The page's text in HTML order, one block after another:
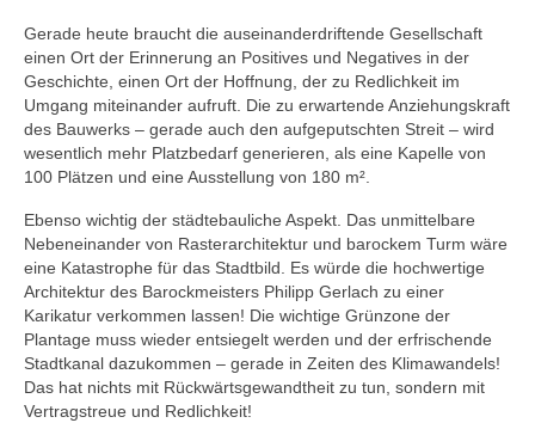
Gerade heute braucht die auseinanderdriftende Gesellschaft
einen Ort der Erinnerung an Positives und Negatives in der
Geschichte, einen Ort der Hoffnung, der zu Redlichkeit im
Umgang miteinander aufruft. Die zu erwartende Anziehungskraft
des Bauwerks – gerade auch den aufgeputschten Streit – wird
wesentlich mehr Platzbedarf generieren, als eine Kapelle von
100 Plätzen und eine Ausstellung von 180 m².
Ebenso wichtig der städtebauliche Aspekt. Das unmittelbare
Nebeneinander von Rasterarchitektur und barockem Turm wäre
eine Katastrophe für das Stadtbild. Es würde die hochwertige
Architektur des Barockmeisters Philipp Gerlach zu einer
Karikatur verkommen lassen! Die wichtige Grünzone der
Plantage muss wieder entsiegelt werden und der erfrischende
Stadtkanal dazukommen – gerade in Zeiten des Klimawandels!
Das hat nichts mit Rückwärtsgewandtheit zu tun, sondern mit
Vertragstreue und Redlichkeit!